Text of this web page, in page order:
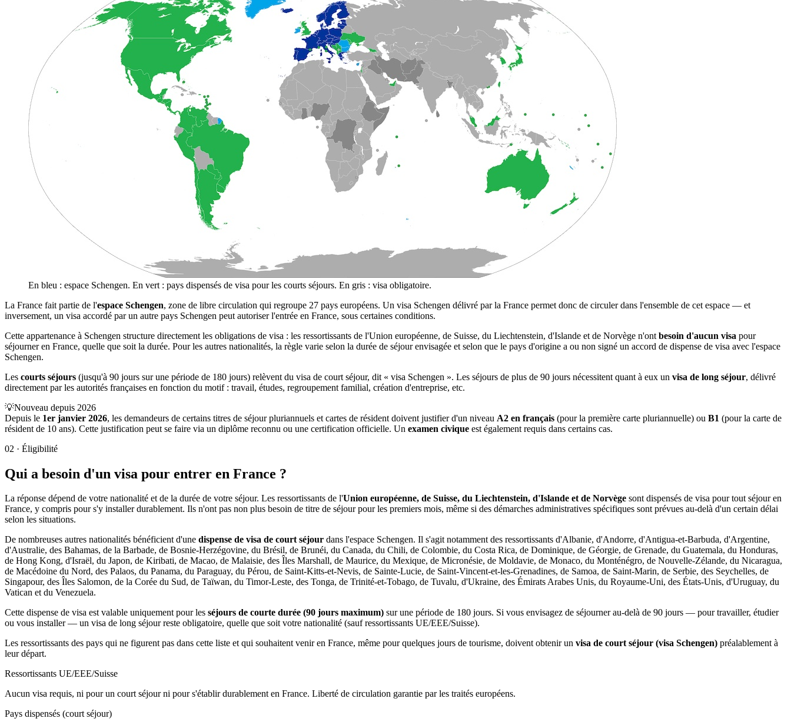
En bleu : espace Schengen. En vert : pays dispensés de visa pour les courts séjours. En gris : visa obligatoire.
La France fait partie de l'espace Schengen, zone de libre circulation qui regroupe 27 pays européens. Un visa Schengen délivré par la France permet donc de circuler dans l'ensemble de cet espace — et
inversement, un visa accordé par un autre pays Schengen peut autoriser l'entrée en France, sous certaines conditions.
Cette appartenance à Schengen structure directement les obligations de visa : les ressortissants de l'Union européenne, de Suisse, du Liechtenstein, d'Islande et de Norvège n'ont besoin d'aucun visa pour
séjourner en France, quelle que soit la durée. Pour les autres nationalités, la règle varie selon la durée de séjour envisagée et selon que le pays d'origine a ou non signé un accord de dispense de visa avec l'espace
Schengen.
Les courts séjours (jusqu'à 90 jours sur une période de 180 jours) relèvent du visa de court séjour, dit « visa Schengen ». Les séjours de plus de 90 jours nécessitent quant à eux un visa de long séjour, délivré
directement par les autorités françaises en fonction du motif : travail, études, regroupement familial, création d'entreprise, etc.
💡Nouveau depuis 2026
Depuis le 1er janvier 2026, les demandeurs de certains titres de séjour pluriannuels et cartes de résident doivent justifier d'un niveau A2 en français (pour la première carte pluriannuelle) ou B1 (pour la carte de
résident de 10 ans). Cette justification peut se faire via un diplôme reconnu ou une certification officielle. Un examen civique est également requis dans certains cas.
02 · Éligibilité
Qui a besoin d'un visa pour entrer en France ?
La réponse dépend de votre nationalité et de la durée de votre séjour. Les ressortissants de l'Union européenne, de Suisse, du Liechtenstein, d'Islande et de Norvège sont dispensés de visa pour tout séjour en
France, y compris pour s'y installer durablement. Ils n'ont pas non plus besoin de titre de séjour pour les premiers mois, même si des démarches administratives spécifiques sont prévues au-delà d'un certain délai
selon les situations.
De nombreuses autres nationalités bénéficient d'une dispense de visa de court séjour dans l'espace Schengen. Il s'agit notamment des ressortissants d'Albanie, d'Andorre, d'Antigua-et-Barbuda, d'Argentine,
d'Australie, des Bahamas, de la Barbade, de Bosnie-Herzégovine, du Brésil, de Brunéi, du Canada, du Chili, de Colombie, du Costa Rica, de Dominique, de Géorgie, de Grenade, du Guatemala, du Honduras,
de Hong Kong, d'Israël, du Japon, de Kiribati, de Macao, de Malaisie, des Îles Marshall, de Maurice, du Mexique, de Micronésie, de Moldavie, de Monaco, du Monténégro, de Nouvelle-Zélande, du Nicaragua,
de Macédoine du Nord, des Palaos, du Panama, du Paraguay, du Pérou, de Saint-Kitts-et-Nevis, de Sainte-Lucie, de Saint-Vincent-et-les-Grenadines, de Samoa, de Saint-Marin, de Serbie, des Seychelles, de
Singapour, des Îles Salomon, de la Corée du Sud, de Taïwan, du Timor-Leste, des Tonga, de Trinité-et-Tobago, de Tuvalu, d'Ukraine, des Émirats Arabes Unis, du Royaume-Uni, des États-Unis, d'Uruguay, du
Vatican et du Venezuela.
Cette dispense de visa est valable uniquement pour les séjours de courte durée (90 jours maximum) sur une période de 180 jours. Si vous envisagez de séjourner au-delà de 90 jours — pour travailler, étudier
ou vous installer — un visa de long séjour reste obligatoire, quelle que soit votre nationalité (sauf ressortissants UE/EEE/Suisse).
Les ressortissants des pays qui ne figurent pas dans cette liste et qui souhaitent venir en France, même pour quelques jours de tourisme, doivent obtenir un visa de court séjour (visa Schengen) préalablement à
leur départ.
Ressortissants UE/EEE/Suisse
Aucun visa requis, ni pour un court séjour ni pour s'établir durablement en France. Liberté de circulation garantie par les traités européens.
Pays dispensés (court séjour)